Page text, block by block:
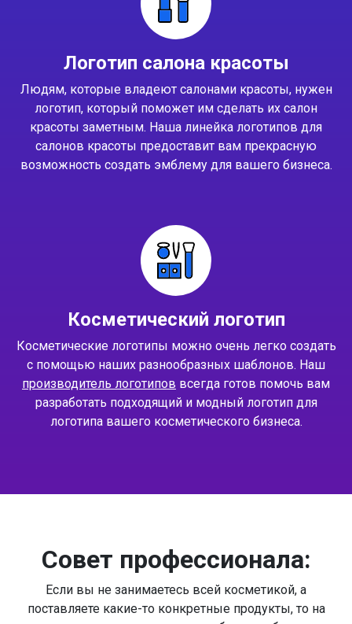
Логотип салона красоты
Людям, которые владеют салонами красоты, нужен
логотип, который поможет им сделать их салон
красоты заметным. Наша линейка логотипов для
салонов красоты предоставит вам прекрасную
возможность создать эмблему для вашего бизнеса.
Косметический логотип
Косметические логотипы можно очень легко создать
с помощью наших разнообразных шаблонов. Наш
производитель логотипов всегда готов помочь вам
разработать подходящий и модный логотип для
логотипа вашего косметического бизнеса.
Совет профессионала:
Если вы не занимаетесь всей косметикой, а
поставляете какие-то конкретные продукты, то на